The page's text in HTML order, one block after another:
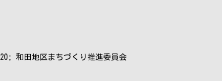
和田地区まちづくり推進委員会